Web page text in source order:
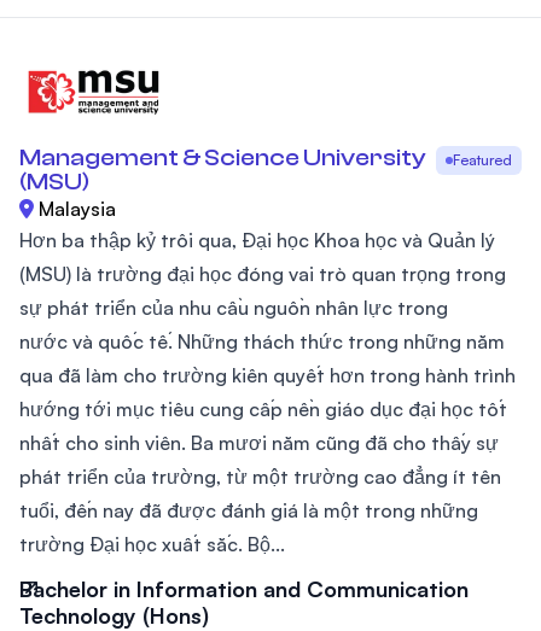
Management & Science University
(MSU)
Featured
Malaysia
Hơn ba thập kỷ trôi qua, Đại học Khoa học và Quản lý
(MSU) là trường đại học đóng vai trò quan trọng trong
sự phát triển của nhu cầu nguồn nhân lực trong
nước và quốc tế. Những thách thức trong những năm
qua đã làm cho trường kiên quyết hơn trong hành trình
hướng tới mục tiêu cung cấp nền giáo dục đại học tốt
nhất cho sinh viên. Ba mươi năm cũng đã cho thấy sự
phát triển của trường, từ một trường cao đẳng ít tên
tuổi, đến nay đã được đánh giá là một trong những
trường Đại học xuất sắc. Bộ...
Bachelor in Information and Communication
Technology (Hons)